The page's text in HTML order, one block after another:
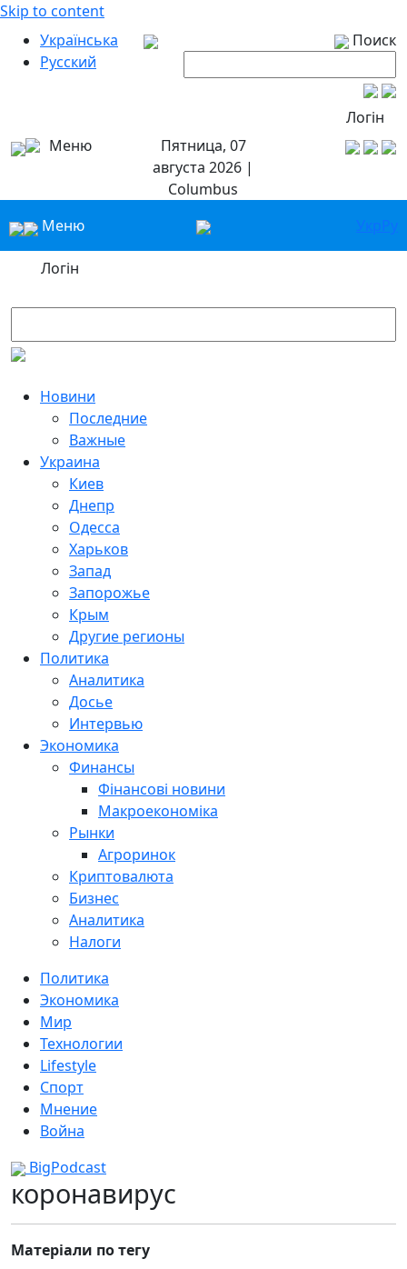
Skip to content
Українська
Русский
Поиск
Логін
Меню
Пятница, 07
августа 2026 |
Columbus
Меню
УкрРу
Логін
Новини
Последние
Важные
Украина
Киев
Днепр
Одесса
Харьков
Запад
Запорожье
Крым
Другие регионы
Политика
Аналитика
Досье
Интервью
Экономика
Финансы
Фінансові новини
Макроекономіка
Рынки
Агроринок
Криптовалюта
Бизнес
Аналитика
Налоги
Политика
Экономика
Мир
Технологии
Lifestyle
Спорт
Мнение
Война
BigPodcast
коронавирус
Матеріали по тегу